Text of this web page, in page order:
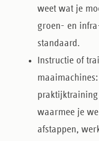
weet wat je
groen- en
standaard.
Instructie of
maaimachines
waarmee je
afstappen,